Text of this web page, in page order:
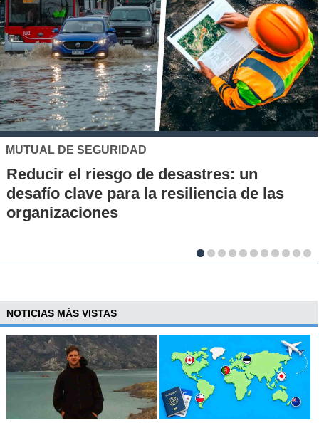
UC
Los 70 años de la Carrera de Química de
la UC: Conoce su historia, hitos y aporte
al desarrollo científico del país
NOTICIAS MÁS VISTAS